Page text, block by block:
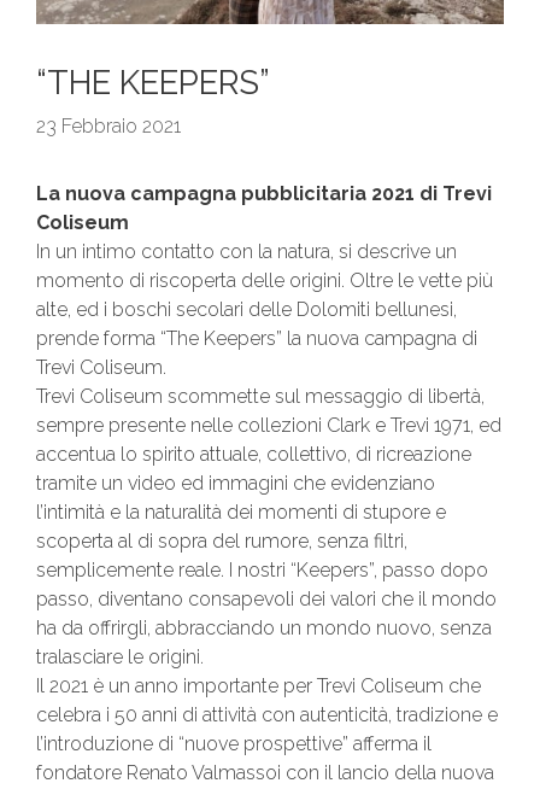
“THE KEEPERS”
23 Febbraio 2021
La nuova campagna pubblicitaria 2021 di Trevi
Coliseum
In un intimo contatto con la natura, si descrive un
momento di riscoperta delle origini. Oltre le vette più
alte, ed i boschi secolari delle Dolomiti bellunesi,
prende forma “The Keepers” la nuova campagna di
Trevi Coliseum.
Trevi Coliseum scommette sul messaggio di libertà,
sempre presente nelle collezioni Clark e Trevi 1971, ed
accentua lo spirito attuale, collettivo, di ricreazione
tramite un video ed immagini che evidenziano
l’intimità e la naturalità dei momenti di stupore e
scoperta al di sopra del rumore, senza filtri,
semplicemente reale. I nostri “Keepers”, passo dopo
passo, diventano consapevoli dei valori che il mondo
ha da offrirgli, abbracciando un mondo nuovo, senza
tralasciare le origini.
Il 2021 è un anno importante per Trevi Coliseum che
celebra i 50 anni di attività con autenticità, tradizione e
l’introduzione di “nuove prospettive” afferma il
fondatore Renato Valmassoi con il lancio della nuova